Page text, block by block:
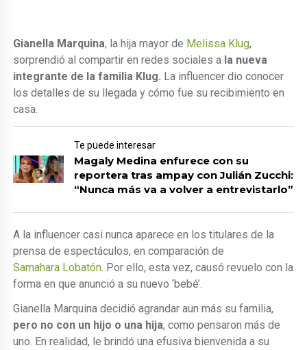
Gianella Marquina, la hija mayor de Melissa Klug,
sorprendió al compartir en redes sociales a la nueva
integrante de la familia Klug. La influencer dio conocer
los detalles de su llegada y cómo fue su recibimiento en
casa.
Te puede interesar
Magaly Medina enfurece con su
reportera tras ampay con Julián Zucchi:
“Nunca más va a volver a entrevistarlo”
A la influencer casi nunca aparece en los titulares de la
prensa de espectáculos, en comparación de
Samahara Lobatón . Por ello, esta vez, causó revuelo con la
forma en que anunció a su nuevo ‘bebé’.
Gianella Marquina decidió agrandar aun más su familia,
pero no con un hijo o una hija, como pensaron más de
uno. En realidad, le brindó una efusiva bienvenida a su